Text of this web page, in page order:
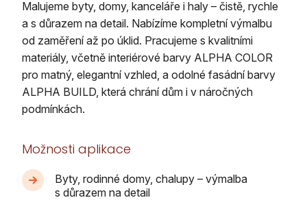
Malujeme byty, domy, kanceláře i haly – čistě, rychle
a s důrazem na detail. Nabízíme kompletní výmalbu
od zaměření až po úklid. Pracujeme s kvalitními
materiály, včetně interiérové barvy ALPHA COLOR
pro matný, elegantní vzhled, a odolné fasádní barvy
ALPHA BUILD, která chrání dům i v náročných
podmínkách.
Možnosti aplikace
Byty, rodinné domy, chalupy – výmalba
s důrazem na detail